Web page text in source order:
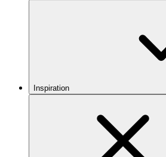
Inspiration